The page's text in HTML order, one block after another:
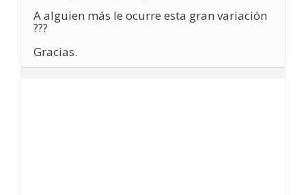
A alguien más le ocurre esta gran variación
???
Gracias.